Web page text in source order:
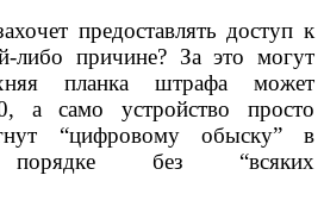
предоставлять доступ к
либо причине? За это могут
планка штрафа может
а само устройство просто
“цифровому обыску” в
порядке без “всяких